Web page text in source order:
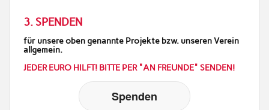
3. SPENDEN
für unsere oben genannte Projekte bzw. unseren Verein
allgemein.
JEDER EURO HILFT! BITTE PER "AN FREUNDE" SENDEN!